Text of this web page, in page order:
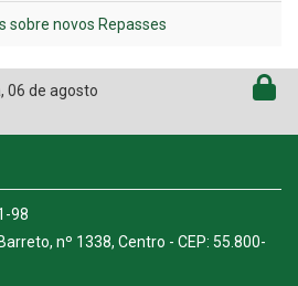
sobre novos Repasses
, 06 de agosto
98
nº 1338, Centro - CEP: 55.800-